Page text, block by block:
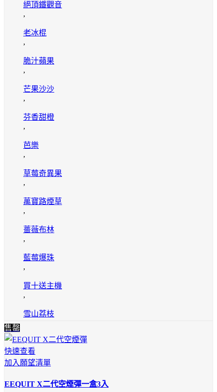
絕頂鐵觀音
,
老冰棍
,
脆汁蘋果
,
芒果沙沙
,
芬香甜橙
,
芭樂
,
草莓奇異果
,
萬寶路煙草
,
薔薇布林
,
藍莓爆珠
,
買十送主機
,
雪山荔枝
售罄
快速查看
加入願望清單
EEQUIT X二代空煙彈一盒3入